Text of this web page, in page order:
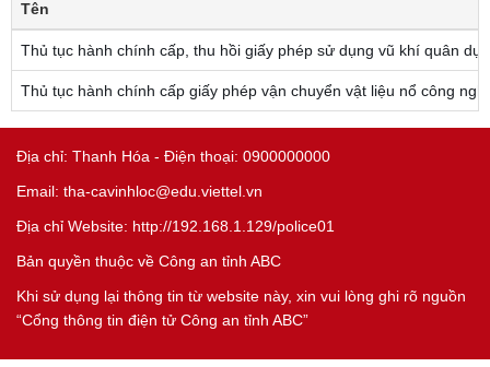
Tên
Thủ tục hành chính cấp, thu hồi giấy phép sử dụng vũ khí quân
Thủ tục hành chính cấp giấy phép vận chuyển vật liệu nổ công
Địa chỉ: Thanh Hóa - Điện thoại: 0900000000
Email: tha-cavinhloc@edu.viettel.vn
Địa chỉ Website: http://192.168.1.129/police01
Bản quyền thuộc về Công an tỉnh ABC
Khi sử dụng lại thông tin từ website này, xin vui lòng ghi rõ nguồn
“Cổng thông tin điện tử Công an tỉnh ABC”